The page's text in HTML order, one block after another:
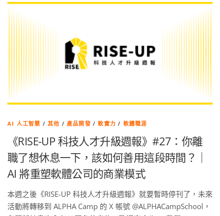
AI 人工智慧 /其他 / 產品開發 /軟實力 / 軟體職涯
《RISE-UP 科技人才升級週報》#27：你離
職了想休息一下，該如何善用這段時間？｜
AI 將重塑軟體公司的商業模式
本週之後《RISE-UP 科技人才升級週報》就要暫時停刊了，未來
活動將轉移到 ALPHA Camp 的 X 帳號 @ALPHACampSchool，